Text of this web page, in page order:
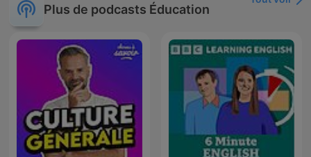
Plus de podcasts Éducation